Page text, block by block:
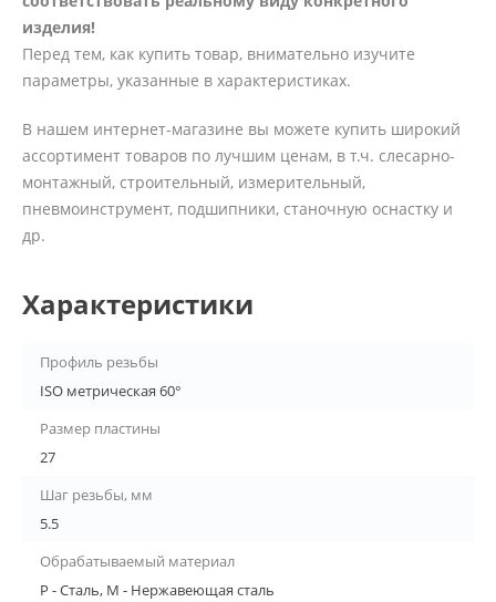
изделия!
Перед тем, как купить товар, внимательно изучите
параметры, указанные в характеристиках.
В нашем интернет-магазине вы можете купить широкий
ассортимент товаров по лучшим ценам, в т.ч. слесарно-
монтажный, строительный, измерительный,
пневмоинструмент, подшипники, станочную оснастку и
др.
Характеристики
Профиль резьбы
ISO метрическая 60°
Размер пластины
27
Шаг резьбы, мм
5.5
Обрабатываемый материал
P - Сталь, M - Нержавеющая сталь